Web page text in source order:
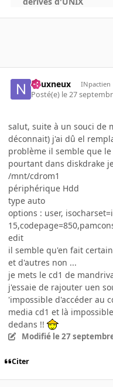
neuxneux INpactien
Posté(e) le 27
salut, suite à un souci de
déconnait) j'ai dû el
problème il semble que
pourtant dans diskdrake
/mnt/cdrom1
périphérique Hdd
type auto
options : user,
edit
il semble qu'en fait
et d'autres non ...
je mets le cd1 de
j'essaie de rajouter uen
'impossible d'accéder au
media cd1 et là
dedans !!
Modifié le 27
Citer